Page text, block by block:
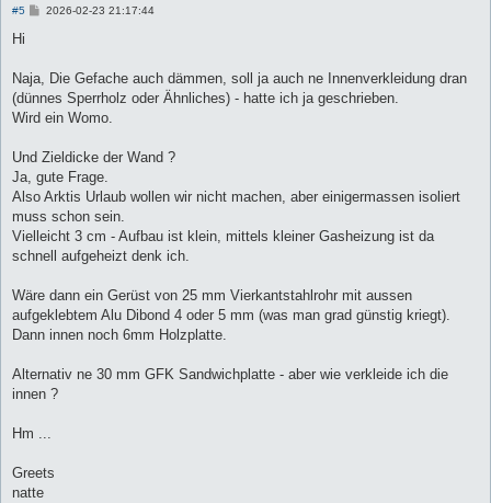
#5
B
g
2026-02-23 21:17:44
Hi
Naja, Die Gefache auch dämmen, soll ja auch ne Innenverkleidung dran
(dünnes Sperrholz oder Ähnliches) - hatte ich ja geschrieben.
Wird ein Womo.
Und Zieldicke der Wand ?
Ja, gute Frage.
Also Arktis Urlaub wollen wir nicht machen, aber einigermassen isoliert
muss schon sein.
Vielleicht 3 cm - Aufbau ist klein, mittels kleiner Gasheizung ist da
schnell aufgeheizt denk ich.
Wäre dann ein Gerüst von 25 mm Vierkantstahlrohr mit aussen
aufgeklebtem Alu Dibond 4 oder 5 mm (was man grad günstig kriegt).
Dann innen noch 6mm Holzplatte.
Alternativ ne 30 mm GFK Sandwichplatte - aber wie verkleide ich die
innen ?
Hm ...
Greets
natte